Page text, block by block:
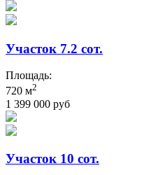
Участок 7.2 сот.
Площадь:
720 м2
1 399 000 руб
Участок 10 сот.